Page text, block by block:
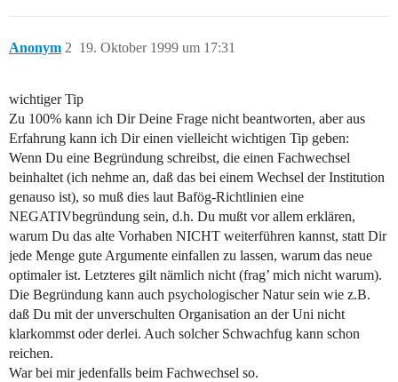
Anonym 19. Oktober 1999 um 17:31
2
wichtiger Tip
Zu 100% kann ich Dir Deine Frage nicht beantworten, aber aus
Erfahrung kann ich Dir einen vielleicht wichtigen Tip geben:
Wenn Du eine Begründung schreibst, die einen Fachwechsel
beinhaltet (ich nehme an, daß das bei einem Wechsel der Institution
genauso ist), so muß dies laut Bafög-Richtlinien eine
NEGATIVbegründung sein, d.h. Du mußt vor allem erklären,
warum Du das alte Vorhaben NICHT weiterführen kannst, statt Dir
jede Menge gute Argumente einfallen zu lassen, warum das neue
optimaler ist. Letzteres gilt nämlich nicht (frag’ mich nicht warum).
Die Begründung kann auch psychologischer Natur sein wie z.B.
daß Du mit der unverschulten Organisation an der Uni nicht
klarkommst oder derlei. Auch solcher Schwachfug kann schon
reichen.
War bei mir jedenfalls beim Fachwechsel so.